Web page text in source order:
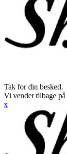
Tak for din besked.
Vi vender tilbage
x